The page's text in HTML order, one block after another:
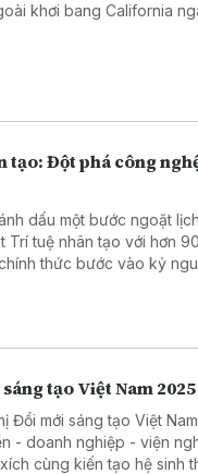
khơi bang California
tạo: Đột phá công
dấu một bước ngoặt
Trí tuệ nhân tạo với hơn
thức bước vào kỷ
tạo Việt Nam 2025
Đổi mới sáng tạo Việt
- doanh nghiệp - viện
cùng kiến tạo hệ sinh